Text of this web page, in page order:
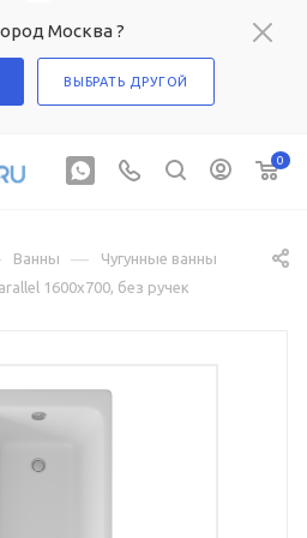
Москва ?
ВЫБРАТЬ ДРУГОЙ
0
Ванны — Чугунные ванны
1600х700, без ручек